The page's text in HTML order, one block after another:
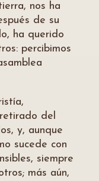
nos ha
de su
ha querido
percibimos
del
y, aunque
sucede con
siempre
más aún,